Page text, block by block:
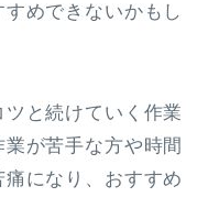
めできないかもし
と続けていく作業
が苦手な方や時間
になり、おすすめ